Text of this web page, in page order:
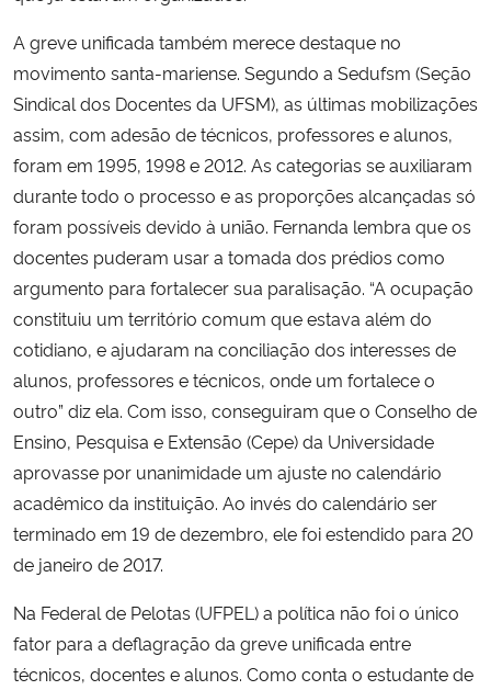
A greve unificada também merece destaque no
movimento santa-mariense. Segundo a Sedufsm (Seção
Sindical dos Docentes da UFSM), as últimas mobilizações
assim, com adesão de técnicos, professores e alunos,
foram em 1995, 1998 e 2012. As categorias se auxiliaram
durante todo o processo e as proporções alcançadas só
foram possíveis devido à união. Fernanda lembra que os
docentes puderam usar a tomada dos prédios como
argumento para fortalecer sua paralisação. “A ocupação
constituiu um território comum que estava além do
cotidiano, e ajudaram na conciliação dos interesses de
alunos, professores e técnicos, onde um fortalece o
outro” diz ela. Com isso, conseguiram que o Conselho de
Ensino, Pesquisa e Extensão (Cepe) da Universidade
aprovasse por unanimidade um ajuste no calendário
acadêmico da instituição. Ao invés do calendário ser
terminado em 19 de dezembro, ele foi estendido para 20
de janeiro de 2017.
Na Federal de Pelotas (UFPEL) a política não foi o único
fator para a deflagração da greve unificada entre
técnicos, docentes e alunos. Como conta o estudante de